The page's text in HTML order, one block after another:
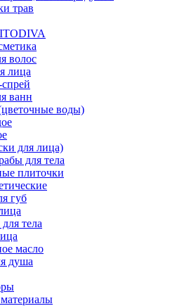
трав
волос
лица
ванн
воды)
для лица)
для тела
плиточки
губ
тела
масло
душа